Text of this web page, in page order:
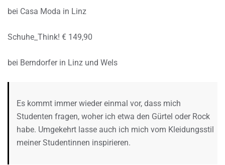
bei Casa Moda in Linz
Schuhe_Think! € 149,90
bei Berndorfer in Linz und Wels
Es kommt immer wieder einmal vor, dass mich
Studenten fragen, woher ich etwa den Gürtel oder Rock
habe. Umgekehrt lasse auch ich mich vom Kleidungsstil
meiner Studentinnen inspirieren.